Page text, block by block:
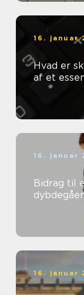
16. januar
Hvad er
af et
16. januar
Bidrag til
16. januar